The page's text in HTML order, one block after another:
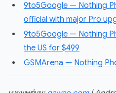
9to5Google — Nothing
official with major Pro
9to5Google — Nothing
the US for $499
GSMArena — Nothing